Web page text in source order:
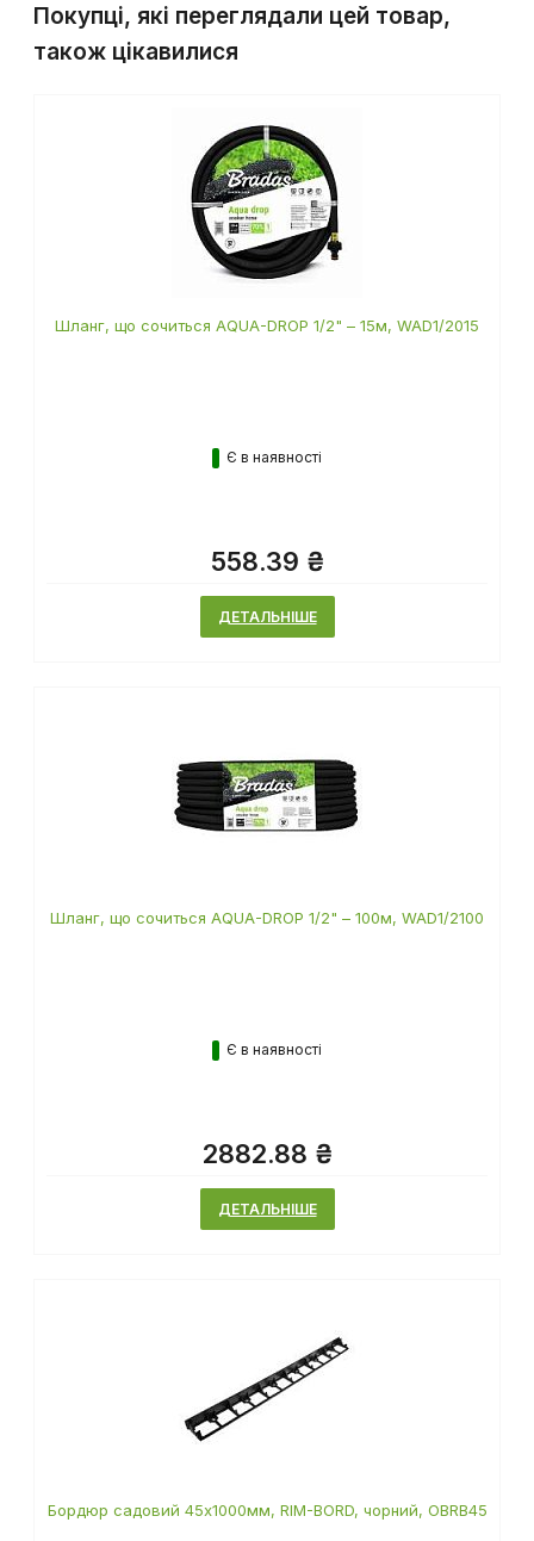
Покупці, які переглядали цей товар,
також цікавилися
Шланг, що сочиться AQUA-DROP 1/2" – 15м, WAD1/2015
Є в наявності
558.39 ₴
ДЕТАЛЬНІШЕ
Шланг, що сочиться AQUA-DROP 1/2" – 100м, WAD1/2100
Є в наявності
2882.88 ₴
ДЕТАЛЬНІШЕ
Бордюр садовий 45х1000мм, RIM-BORD, чорний, OBRB45